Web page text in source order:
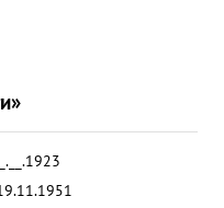
__.__.1923